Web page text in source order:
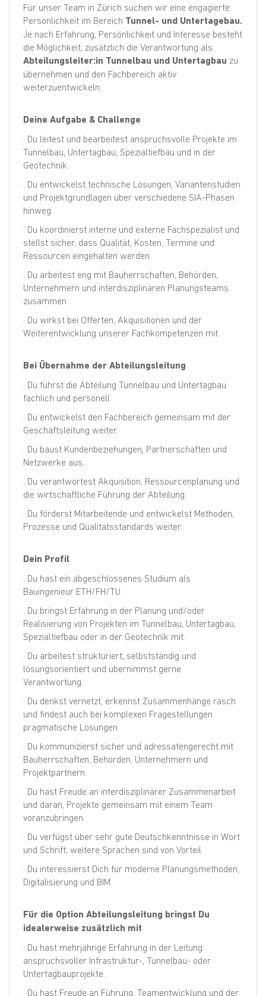
Für unser Team in Zürich suchen wir eine engagierte
Persönlichkeit im Bereich Tunnel- und Untertagebau.
Je nach Erfahrung, Persönlichkeit und Interesse besteht
die Möglichkeit, zusätzlich die Verantwortung als
Abteilungsleiter:in Tunnelbau und Untertagbau zu
übernehmen und den Fachbereich aktiv
weiterzuentwickeln.
Deine Aufgabe & Challenge
· Du leitest und bearbeitest anspruchsvolle Projekte im
Tunnelbau, Untertagbau, Spezialtiefbau und in der
Geotechnik.
· Du entwickelst technische Lösungen, Variantenstudien
und Projektgrundlagen über verschiedene SIA-Phasen
hinweg.
· Du koordinierst interne und externe Fachspezialist und
stellst sicher, dass Qualität, Kosten, Termine und
Ressourcen eingehalten werden.
· Du arbeitest eng mit Bauherrschaften, Behörden,
Unternehmern und interdisziplinären Planungsteams
zusammen.
· Du wirkst bei Offerten, Akquisitionen und der
Weiterentwicklung unserer Fachkompetenzen mit.
Bei Übernahme der Abteilungsleitung
· Du führst die Abteilung Tunnelbau und Untertagbau
fachlich und personell.
· Du entwickelst den Fachbereich gemeinsam mit der
Geschäftsleitung weiter.
· Du baust Kundenbeziehungen, Partnerschaften und
Netzwerke aus.
· Du verantwortest Akquisition, Ressourcenplanung und
die wirtschaftliche Führung der Abteilung.
· Du förderst Mitarbeitende und entwickelst Methoden,
Prozesse und Qualitätsstandards weiter.
Dein Profil
· Du hast ein abgeschlossenes Studium als
Bauingenieur ETH/FH/TU.
· Du bringst Erfahrung in der Planung und/oder
Realisierung von Projekten im Tunnelbau, Untertagbau,
Spezialtiefbau oder in der Geotechnik mit.
· Du arbeitest strukturiert, selbstständig und
lösungsorientiert und übernimmst gerne
Verantwortung.
· Du denkst vernetzt, erkennst Zusammenhänge rasch
und findest auch bei komplexen Fragestellungen
pragmatische Lösungen.
· Du kommunizierst sicher und adressatengerecht mit
Bauherrschaften, Behörden, Unternehmern und
Projektpartnern.
· Du hast Freude an interdisziplinärer Zusammenarbeit
und daran, Projekte gemeinsam mit einem Team
voranzubringen.
· Du verfügst über sehr gute Deutschkenntnisse in Wort
und Schrift; weitere Sprachen sind von Vorteil.
· Du interessierst Dich für moderne Planungsmethoden,
Digitalisierung und BIM.
Für die Option Abteilungsleitung bringst Du
idealerweise zusätzlich mit
· Du hast mehrjährige Erfahrung in der Leitung
anspruchsvoller Infrastruktur-, Tunnelbau- oder
Untertagbauprojekte.
· Du hast Freude an Führung, Teamentwicklung und der